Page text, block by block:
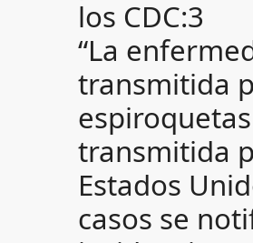
los CDC:3
“La
transmitida
transmitida
Estados
casos se